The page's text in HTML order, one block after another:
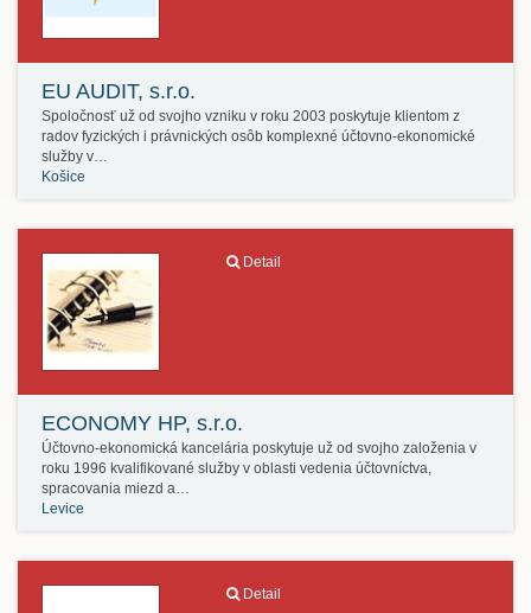
EU AUDIT, s.r.o.
Spoločnosť už od svojho vzniku v roku 2003 poskytuje klientom z
radov fyzických i právnických osôb komplexné účtovno-ekonomické
služby v…
Košice
Detail
ECONOMY HP, s.r.o.
Účtovno-ekonomická kancelária poskytuje už od svojho založenia v
roku 1996 kvalifikované služby v oblasti vedenia účtovníctva,
spracovania miezd a…
Levice
Detail